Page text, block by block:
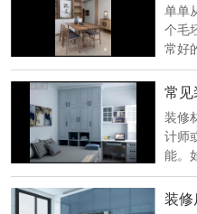
单单
个毛
常好
从细
郭小
用
常
装修
计师
能。
就很
工时
装